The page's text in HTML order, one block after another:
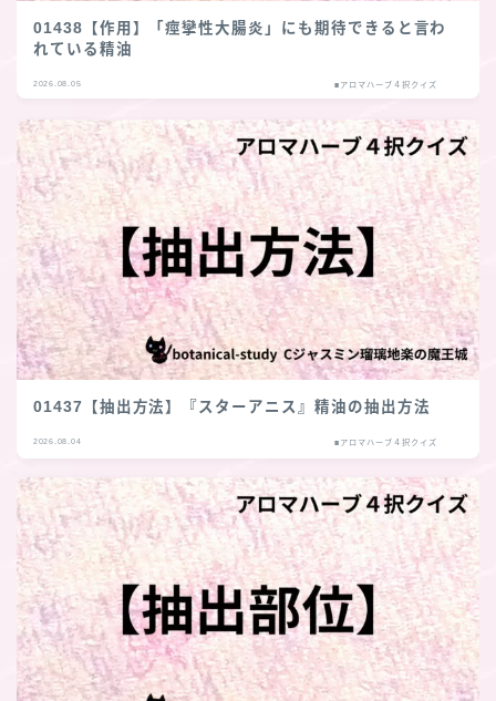
01438【作用】「痙攣性大腸炎」にも期待できると言わ
れている精油
2026.08.05 ■アロマハーブ４択クイズ
01437【抽出方法】『スターアニス』精油の抽出方法
2026.08.04 ■アロマハーブ４択クイズ